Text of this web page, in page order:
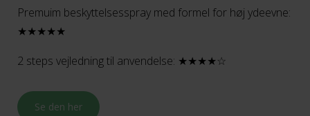
Premuim beskyttelsesspray med formel for høj ydeevne:
★★★★★
2 steps vejledning til anvendelse: ★★★★☆
Se den her